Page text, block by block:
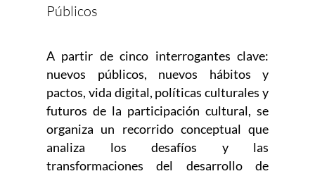
Públicos
A partir de cinco interrogantes clave:
nuevos públicos, nuevos hábitos y
pactos, vida digital, políticas culturales y
futuros de la participación cultural, se
organiza un recorrido conceptual que
analiza los desafíos y las
transformaciones del desarrollo de